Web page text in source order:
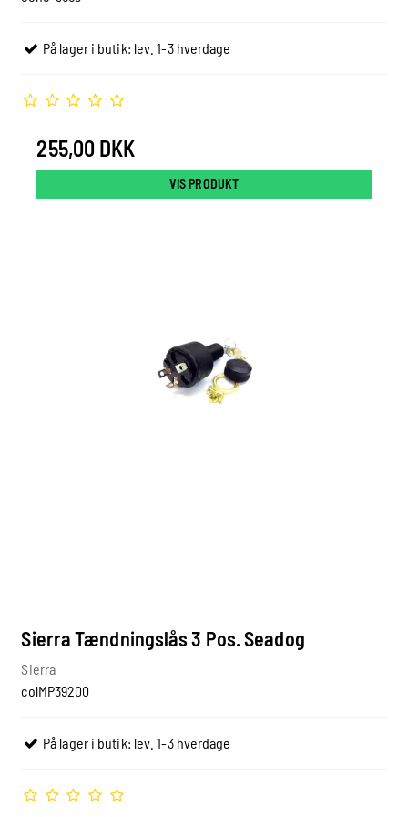
På lager i butik: lev. 1-3 hverdage
255,00 DKK
VIS PRODUKT
Sierra Tændningslås 3 Pos. Seadog
Sierra
colMP39200
På lager i butik: lev. 1-3 hverdage